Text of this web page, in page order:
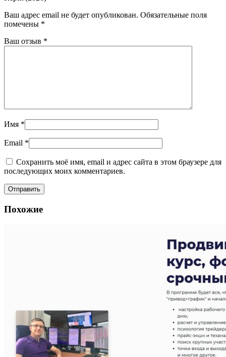
Ваш адрес email не будет опубликован. Обязательные поля
помечены *
Ваш отзыв *
Имя *
Email *
Сохранить моё имя, email и адрес сайта в этом браузере для
последующих моих комментариев.
Похожие